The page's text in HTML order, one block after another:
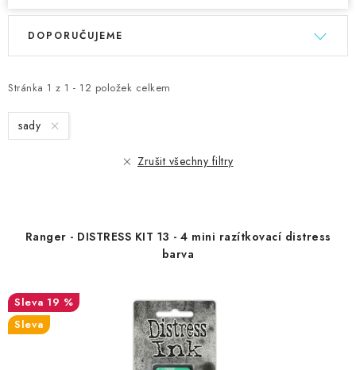
V
i
s
p
ů
Stránka 1 z 1 - 12 položek celkem
Ř
e
n
í
t
ů
DOPORUČUJEME
sady
Zrušit všechny filtry
Ranger - DISTRESS KIT 13 - 4 mini razítkovací distress
barva
19 %
Sleva